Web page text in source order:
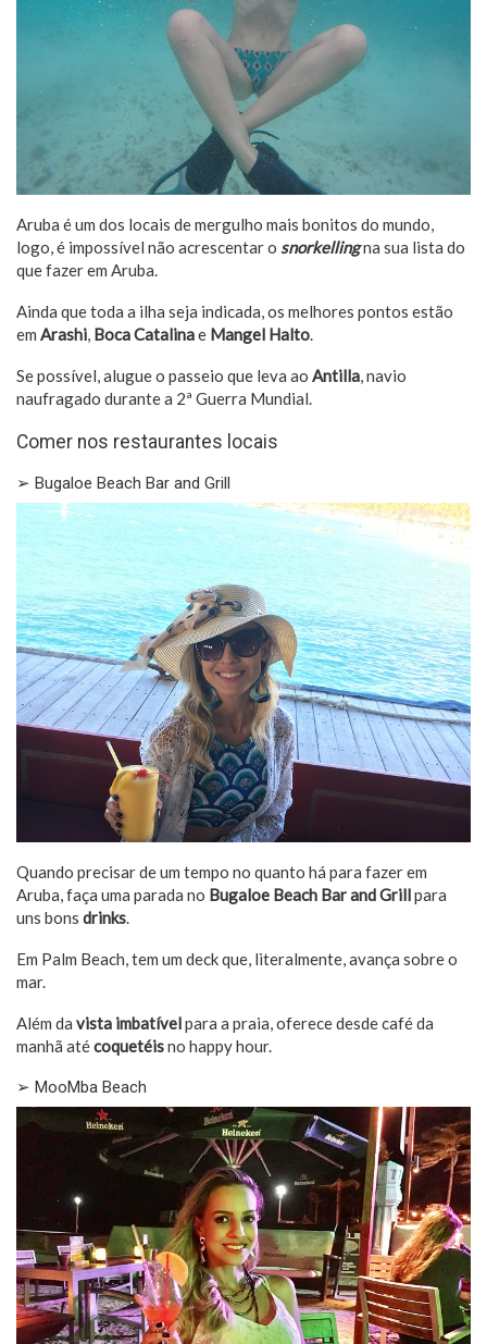
Aruba é um dos locais de mergulho mais bonitos do mundo,
logo, é impossível não acrescentar o snorkellingna sua lista do
que fazer em Aruba.
Ainda que toda a ilha seja indicada, os melhores pontos estão
em Arashi, Boca Catalinae Mangel Halto.
Se possível, alugue o passeio que leva ao Antilla, navio
naufragado durante a 2ª Guerra Mundial.
Comer nos restaurantes locais
➢ Bugaloe Beach Bar and Grill
Quando precisar de um tempo no quanto há para fazer em
Aruba, faça uma parada no Bugaloe Beach Bar and Grillpara
uns bons drinks
Em Palm Beach, tem um deck que, literalmente, avança sobre o
mar.
Além da vista imbatívelpara a praia, oferece desde café da
manhã atécoquetéisno happy hour.
➢ MooMba Beach